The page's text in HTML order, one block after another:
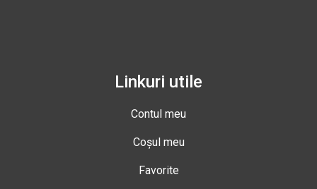
Linkuri utile
Contul meu
Coșul meu
Favorite